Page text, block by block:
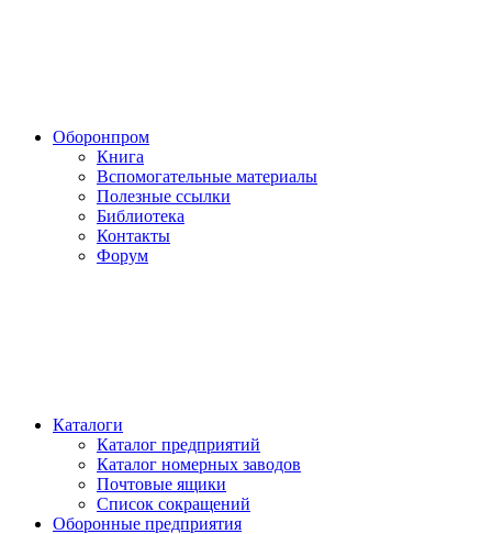
Оборонпром
Книга
Вспомогательные материалы
Полезные ссылки
Библиотека
Контакты
Форум
Каталоги
Каталог предприятий
Каталог номерных заводов
Почтовые ящики
Список сокращений
Оборонные предприятия